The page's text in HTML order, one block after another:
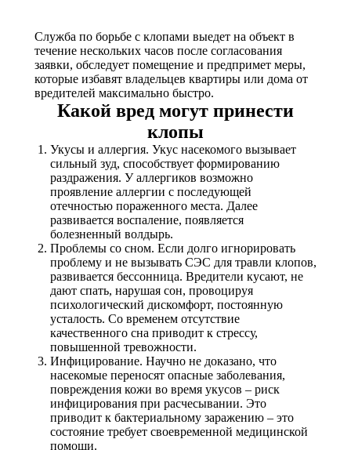
Служба по борьбе с клопами выедет на объект в
течение нескольких часов после согласования
заявки, обследует помещение и предпримет меры,
которые избавят владельцев квартиры или дома от
вредителей максимально быстро.
Какой вред могут принести
клопы
Укусы и аллергия. Укус насекомого вызывает
сильный зуд, способствует формированию
раздражения. У аллергиков возможно
проявление аллергии с последующей
отечностью пораженного места. Далее
развивается воспаление, появляется
болезненный волдырь.
Проблемы со сном. Если долго игнорировать
проблему и не вызывать СЭС для травли клопов,
развивается бессонница. Вредители кусают, не
дают спать, нарушая сон, провоцируя
психологический дискомфорт, постоянную
усталость. Со временем отсутствие
качественного сна приводит к стрессу,
повышенной тревожности.
Инфицирование. Научно не доказано, что
насекомые переносят опасные заболевания,
повреждения кожи во время укусов – риск
инфицирования при расчесывании. Это
приводит к бактериальному заражению – это
состояние требует своевременной медицинской
помощи.